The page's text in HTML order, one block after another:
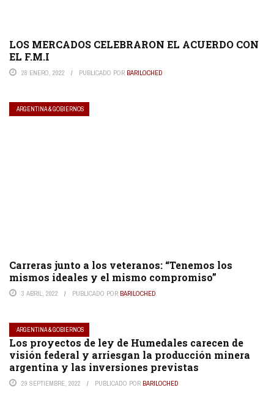
LOS MERCADOS CELEBRARON EL ACUERDO CON
EL F.M.I
28 ENERO, 2022 PUBLICADO POR BARILOCHED
ARGENTINA & GOBIERNOS
Carreras junto a los veteranos: “Tenemos los
mismos ideales y el mismo compromiso”
3 ABRIL, 2022 PUBLICADO POR BARILOCHED
ARGENTINA & GOBIERNOS
Los proyectos de ley de Humedales carecen de
visión federal y arriesgan la producción minera
argentina y las inversiones previstas
29 SEPTIEMBRE, 2022 PUBLICADO POR BARILOCHED